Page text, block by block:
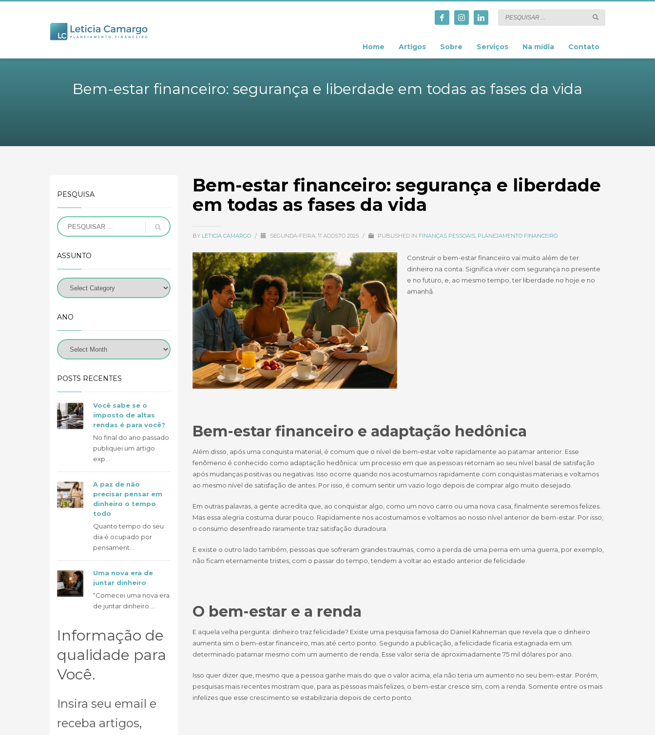
Home Artigos Sobre Serviços Na mídia Contato
Bem-estar financeiro: segurança e liberdade em todas as fases da vida
Bem-estar financeiro: segurança e liberdade
em todas as fases da vida
BY LETICIA CAMARGO / SEGUNDA-FEIRA, 11 AGOSTO 2025 / PUBLISHED IN FINANÇAS PESSOAIS, PLANEJAMENTO FINANCEIRO
Construir o bem-estar financeiro vai muito além de ter
dinheiro na conta. Significa viver com segurança no presente
e no futuro, e, ao mesmo tempo, ter liberdade no hoje e no
amanhã.
Bem-estar financeiro e adaptação hedônica
Além disso, após uma conquista material, é comum que o nível de bem-estar volte rapidamente ao patamar anterior. Esse
fenômeno é conhecido como adaptação hedônica: um processo em que as pessoas retornam ao seu nível basal de satisfação
após mudanças positivas ou negativas. Isso ocorre quando nos acostumamos rapidamente com conquistas materiais e voltamos
ao mesmo nível de satisfação de antes. Por isso, é comum sentir um vazio logo depois de comprar algo muito desejado.
Em outras palavras, a gente acredita que, ao conquistar algo, como um novo carro ou uma nova casa, finalmente seremos felizes.
Mas essa alegria costuma durar pouco. Rapidamente nos acostumamos e voltamos ao nosso nível anterior de bem-estar. Por isso,
o consumo desenfreado raramente traz satisfação duradoura.
E existe o outro lado também, pessoas que sofreram grandes traumas, como a perda de uma perna em uma guerra, por exemplo,
não ficam eternamente tristes, com o passar do tempo, tendem a voltar ao estado anterior de felicidade.
O bem-estar e a renda
E aquela velha pergunta: dinheiro traz felicidade? Existe uma pesquisa famosa do Daniel Kahneman que revela que o dinheiro
aumenta sim o bem-estar financeiro, mas até certo ponto. Segundo a publicação, a felicidade ficaria estagnada em um
determinado patamar mesmo com um aumento de renda. Esse valor seria de aproximadamente 75 mil dólares por ano.
Isso quer dizer que, mesmo que a pessoa ganhe mais do que o valor acima, ela não teria um aumento no seu bem-estar. Porém,
pesquisas mais recentes mostram que, para as pessoas mais felizes, o bem-estar cresce sim, com a renda. Somente entre os mais
infelizes que esse crescimento se estabilizaria depois de certo ponto.
PESQUISA
ASSUNTO
ANO
POSTS RECENTES
Você sabe se o
imposto de altas
rendas é para você?
No final do ano passado
publiquei um artigo
exp...
A paz de não
precisar pensar em
dinheiro o tempo
todo
Quanto tempo do seu
dia é ocupado por
pensament...
Uma nova era de
juntar dinheiro
“Comecei uma nova era
de juntar dinheiro....
Informação de
qualidade para
Você.
Insira seu email e
receba artigos,